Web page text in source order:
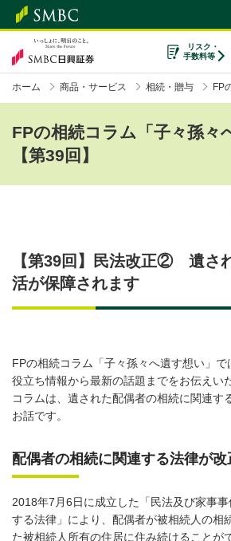
リスク・
手数料等
ホーム 商品・サービス 相続・贈与 FP
FPの相続コラム「子々孫々
【第39回】
【第39回】民法改正② 遺さ
活が保障されます
FPの相続コラム「子々孫々へ遺す想い」
役立ち情報から最新の話題までをお伝えい
コラムは、遺された配偶者の相続に関連す
お話です。
配偶者の相続に関連する法律が改
2018年7月6日に成立した「民法及び家事
する法律」により、配偶者が被相続人の相
た被相続人所有の住居に住み続けることが